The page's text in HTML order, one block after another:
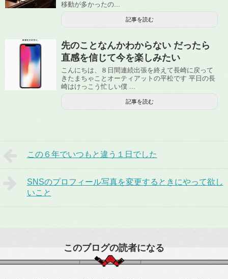
移動が多かったの...
記事を読む
先のことなんかわからない だったら
直感を信じて今を楽しみたい
こんにちは、８日間連続出張を終えて長崎に戻って
きたまちゃことオーティアットの平松です 平日の長
崎はけっこう忙しい僕 ...
記事を読む
この６年でいつもと違う１日でした
SNSのプロフィール写真を変更するときにやって欲し
いこと
このブログの読者になる